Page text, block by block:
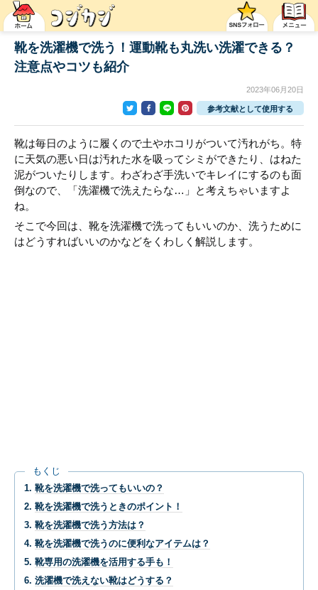
靴を洗濯機で洗う！運動靴も丸洗い洗濯できる？
注意点やコツも紹介
2023年06月20日
参考文献として使用する
靴は毎日のように履くので土やホコリがついて汚れがち。特
に天気の悪い日は汚れた水を吸ってシミができたり、はねた
泥がついたりします。わざわざ手洗いでキレイにするのも面
倒なので、「洗濯機で洗えたらな…」と考えちゃいますよ
ね。
そこで今回は、靴を洗濯機で洗ってもいいのか、洗うために
はどうすればいいのかなどをくわしく解説します。
もくじ
靴を洗濯機で洗ってもいいの？
靴を洗濯機で洗うときのポイント！
靴を洗濯機で洗う方法は？
靴を洗濯機で洗うのに便利なアイテムは？
靴専用の洗濯機を活用する手も！
洗濯機で洗えない靴はどうする？